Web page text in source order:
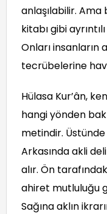
anlaşılabilir.
kitabı gibi
Onları insanların
tecrübelerine
Hülasa Kur’ân,
hangi yönden
metindir. Üstünde
Arkasında akli
alır. Ön
ahiret mutluluğu
Sağına aklın